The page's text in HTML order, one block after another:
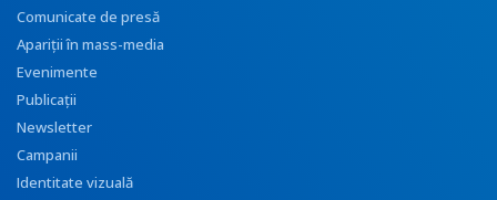
Comunicate de presă
Apariţii în mass-media
Evenimente
Publicații
Newsletter
Campanii
Identitate vizuală